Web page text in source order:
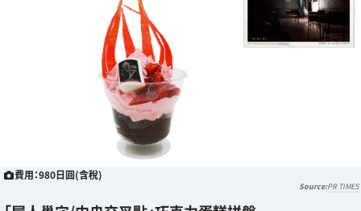
費用：980日圓(含稅)
PR TIMES